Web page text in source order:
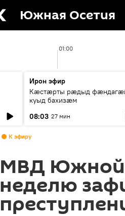
Южная Осетия
01:00
Ирон эфир
Кæстæрты рæдыд
куыд бахизæм
08:03 27 мин
К эфиру
МВД Южной
неделю